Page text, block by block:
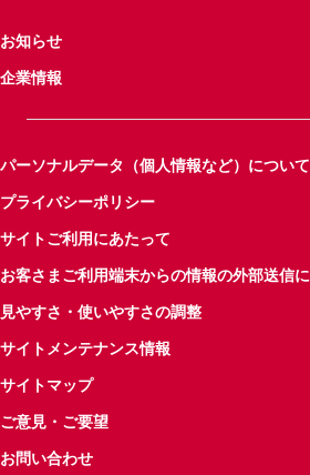
お知らせ
企業情報
パーソナルデータ（個人情報など）について
プライバシーポリシー
サイトご利用にあたって
お客さまご利用端末からの情報の外部送信
見やすさ・使いやすさの調整
サイトメンテナンス情報
サイトマップ
ご意見・ご要望
お問い合わせ